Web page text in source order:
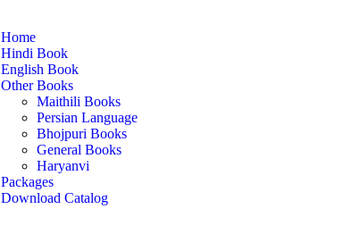
Home
Hindi Book
English Book
Other Books
Maithili Books
Persian Language
Bhojpuri Books
General Books
Haryanvi
Packages
Download Catalog